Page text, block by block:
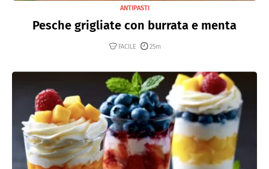
ANTIPASTI
Pesche grigliate con burrata e menta
FACILE 25m